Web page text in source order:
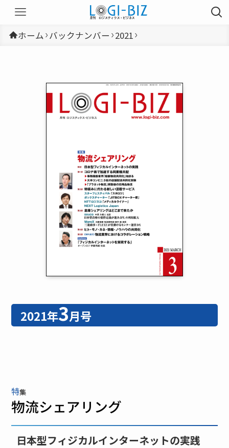
ホーム バックナンバー 2021
2021年3月号
特集
物流シェアリング
日本型フィジカルインターネットの実践